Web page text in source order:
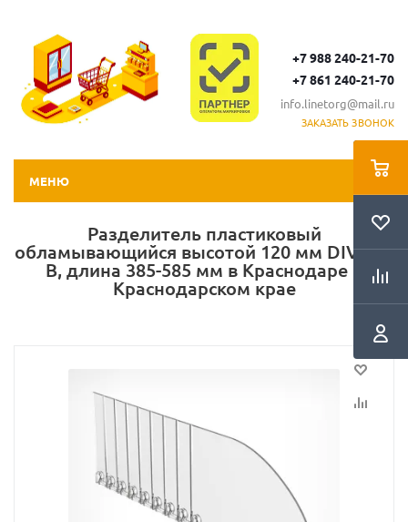
+7 988 240-21-70
+7 861 240-21-70
info.linetorg@mail.ru
ЗАКАЗАТЬ ЗВОНОК
МЕНЮ
Разделитель пластиковый
обламывающийся высотой 120 мм DIV120-
B, длина 385-585 мм в Краснодаре и
Краснодарском крае